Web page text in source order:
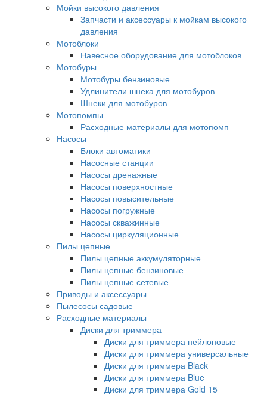
Мойки высокого давления
Запчасти и аксессуары к мойкам высокого
давления
Мотоблоки
Навесное оборудование для мотоблоков
Мотобуры
Мотобуры бензиновые
Удлинители шнека для мотобуров
Шнеки для мотобуров
Мотопомпы
Расходные материалы для мотопомп
Насосы
Блоки автоматики
Насосные станции
Насосы дренажные
Насосы поверхностные
Насосы повысительные
Насосы погружные
Насосы скважинные
Насосы циркуляционные
Пилы цепные
Пилы цепные аккумуляторные
Пилы цепные бензиновые
Пилы цепные сетевые
Приводы и аксессуары
Пылесосы садовые
Расходные материалы
Диски для триммера
Диски для триммера нейлоновые
Диски для триммера универсальные
Диски для триммера Black
Диски для триммера Blue
Диски для триммера Gold 15